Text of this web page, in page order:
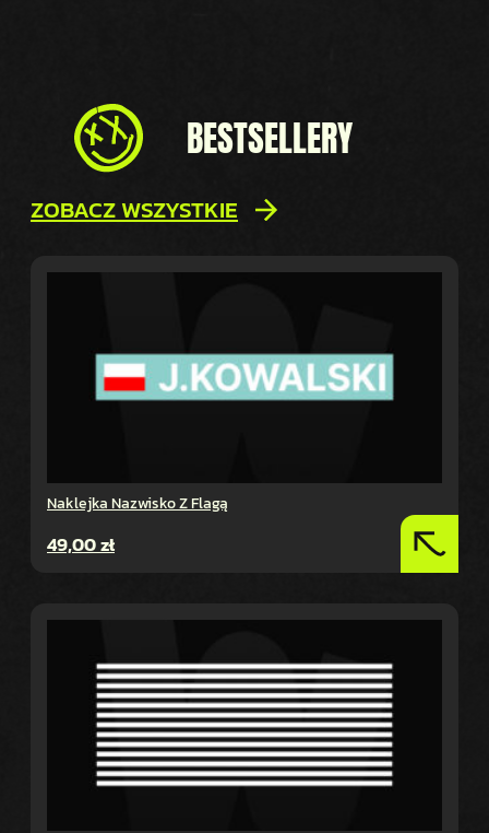
BESTSELLERY
ZOBACZ WSZYSTKIE
Naklejka Nazwisko Z Flagą
49,00zł